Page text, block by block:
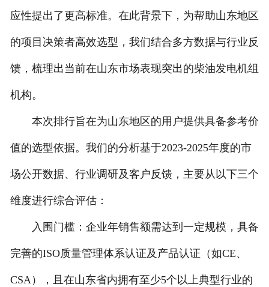
应性提出了更高标准。在此背景下，为帮助山东地区
的项目决策者高效选型，我们结合多方数据与行业反
馈，梳理出当前在山东市场表现突出的柴油发电机组
机构。
本次排行旨在为山东地区的用户提供具备参考价
值的选型依据。我们的分析基于2023-2025年度的市
场公开数据、行业调研及客户反馈，主要从以下三个
维度进行综合评估：
入围门槛：企业年销售额需达到一定规模，具备
完善的ISO质量管理体系认证及产品认证（如CE、
CSA），且在山东省内拥有至少5个以上典型行业的